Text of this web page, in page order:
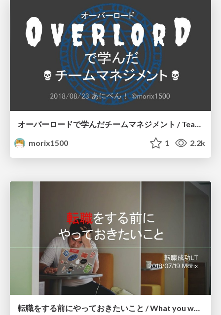
オーバーロードで学んだチームマネジメント / Team management learned through overlord
morix1500
1 2.2k